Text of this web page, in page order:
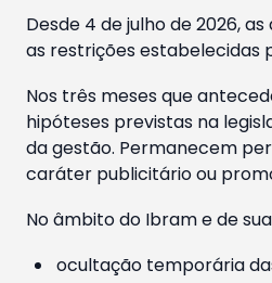
Desde 4 de julho de 2026,
as restrições estabelecidas
Nos três meses que
hipóteses previstas na
da gestão. Permanecem
caráter publicitário ou
No âmbito do Ibram e de
ocultação temporária